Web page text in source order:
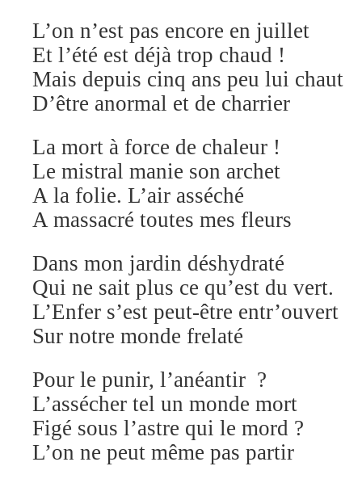
L’on n’est pas encore en juillet
Et l’été est déjà trop chaud !
Mais depuis cinq ans peu lui chaut
D’être anormal et de charrier
La mort à force de chaleur !
Le mistral manie son archet
A la folie. L’air asséché
A massacré toutes mes fleurs
Dans mon jardin déshydraté
Qui ne sait plus ce qu’est du vert.
L’Enfer s’est peut-être entr’ouvert
Sur notre monde frelaté
Pour le punir, l’anéantir ?
L’assécher tel un monde mort
Figé sous l’astre qui le mord ?
L’on ne peut même pas partir